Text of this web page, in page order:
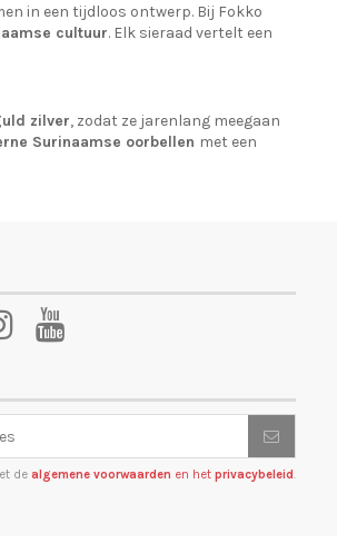
in een tijdloos ontwerp. Bij Fokko
cultuur. Elk sieraad vertelt een
zilver, zodat ze jarenlang meegaan
Surinaamse oorbellen met een
de algemene voorwaarden en het privacybeleid.